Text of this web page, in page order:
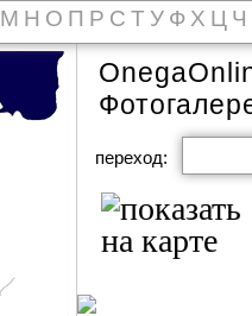
М Н О П Р С Т У Ф Х Ц Ч
переход: